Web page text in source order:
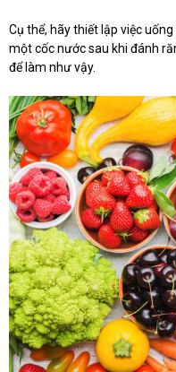
Cụ thể, hãy thiết lập việc
một cốc nước sau khi đánh
để làm như vậy.